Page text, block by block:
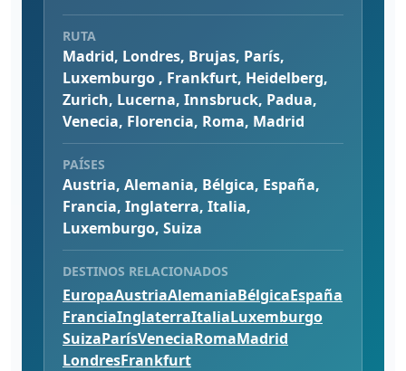
RUTA
Madrid, Londres, Brujas, París,
Luxemburgo , Frankfurt, Heidelberg,
Zurich, Lucerna, Innsbruck, Padua,
Venecia, Florencia, Roma, Madrid
PAÍSES
Austria, Alemania, Bélgica, España,
Francia, Inglaterra, Italia,
Luxemburgo, Suiza
DESTINOS RELACIONADOS
EuropaAustriaAlemaniaBélgicaEspaña
FranciaInglaterraItaliaLuxemburgo
SuizaParísVeneciaRomaMadrid
LondresFrankfurt